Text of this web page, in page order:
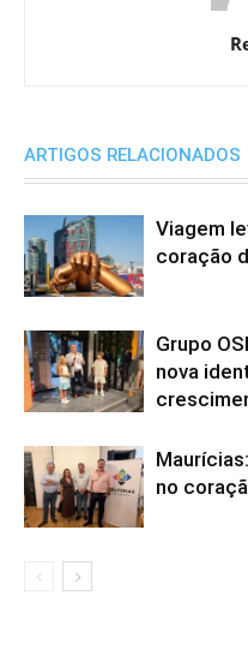
ARTIGOS RELACIONADOS
Viagem
coração
Grupo
nova
no